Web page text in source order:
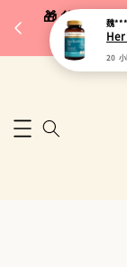
🎁 父親節限魏***
20 小